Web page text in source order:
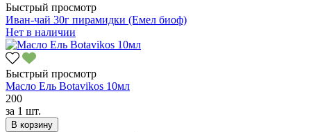
Быстрый просмотр
Иван-чай 30г пирамидки (Емел биоф)
Нет в наличии
Быстрый просмотр
Масло Ель Botavikos 10мл
200
за 1 шт.
В корзину